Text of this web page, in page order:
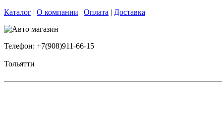
Каталог | О компании | Оплата | Доставка
Телефон: +7(908)911-66-15
Тольятти